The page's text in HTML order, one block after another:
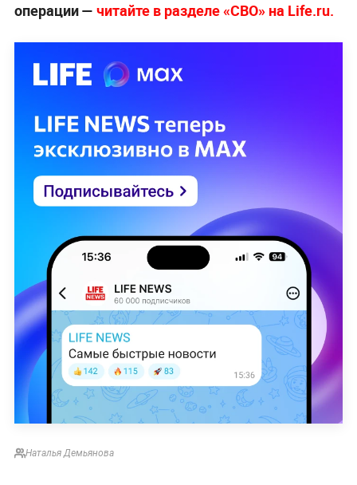
операции — читайте в разделе «СВО» на Life.ru.
Наталья Демьянова